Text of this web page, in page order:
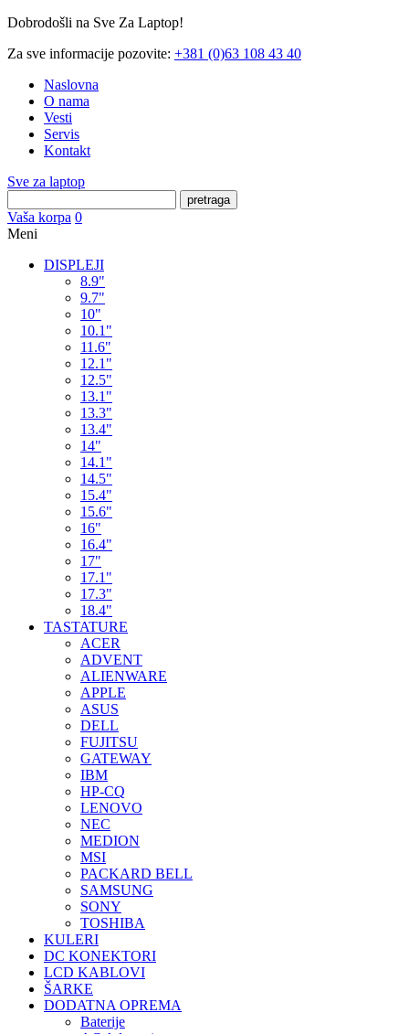
Dobrodošli na Sve Za Laptop!
Za sve informacije pozovite: +381 (0)63 108 43 40
Naslovna
O nama
Vesti
Servis
Kontakt
Sve za laptop
pretraga
Vaša korpa 0
Meni
DISPLEJI
8.9"
9.7"
10"
10.1"
11.6"
12.1"
12.5"
13.1"
13.3"
13.4"
14"
14.1"
14.5"
15.4"
15.6"
16"
16.4"
17"
17.1"
17.3"
18.4"
TASTATURE
ACER
ADVENT
ALIENWARE
APPLE
ASUS
DELL
FUJITSU
GATEWAY
IBM
HP-CQ
LENOVO
NEC
MEDION
MSI
PACKARD BELL
SAMSUNG
SONY
TOSHIBA
KULERI
DC KONEKTORI
LCD KABLOVI
ŠARKE
DODATNA OPREMA
Baterije